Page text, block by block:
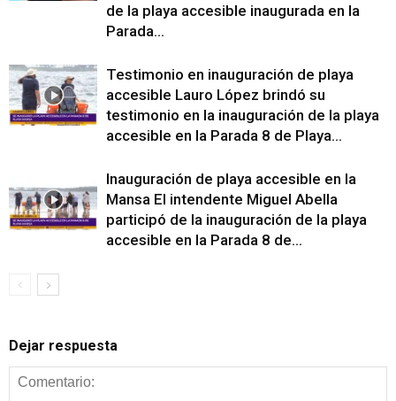
de la playa accesible inaugurada en la
Parada...
Testimonio en inauguración de playa
accesible Lauro López brindó su
testimonio en la inauguración de la playa
accesible en la Parada 8 de Playa...
Inauguración de playa accesible en la
Mansa El intendente Miguel Abella
participó de la inauguración de la playa
accesible en la Parada 8 de...
Dejar respuesta